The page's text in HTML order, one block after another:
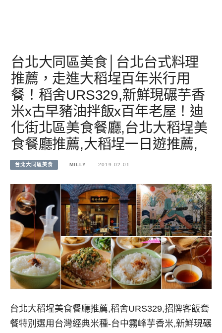
台北大同區美食│台北台式料理
推薦，走進大稻埕百年米行用
餐！稻舍URS329,新鮮現碾芋香
米x古早豬油拌飯x百年老屋！迪
化街北區美食餐廳,台北大稻埕美
食餐廳推薦,大稻埕一日遊推薦,
台北大同區美食 MILLY 2019-02-01
台北大稻埕美食餐廳推薦,稻舍URS329,招牌客飯套
餐特別選用台灣經典米種-台中霧峰芋香米,新鮮現碾